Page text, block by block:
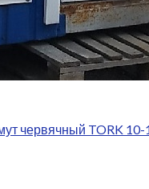
червячный TORK